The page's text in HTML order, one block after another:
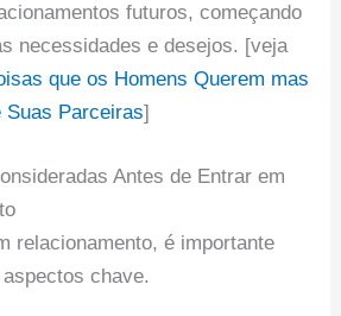
futuros, começando
necessidades e desejos. [veja
que os Homens Querem mas
Suas Parceiras]
Antes de Entrar em
relacionamento, é importante
chave.